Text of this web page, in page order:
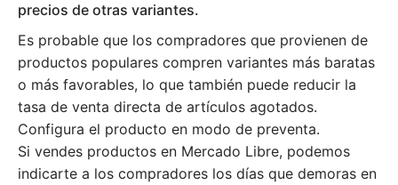
precios de otras variantes.
Es probable que los compradores que provienen de
productos populares compren variantes más baratas
o más favorables, lo que también puede reducir la
tasa de venta directa de artículos agotados.
Configura el producto en modo de preventa.
Si vendes productos en Mercado Libre, podemos
indicarte a los compradores los días que demoras en